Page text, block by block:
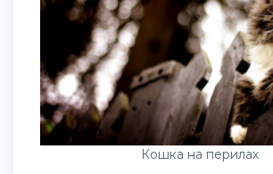
Кошка на перилах